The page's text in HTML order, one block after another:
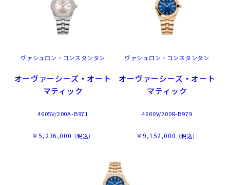
ヴァシュロン・コンスタンタン
オーヴァーシーズ・オート
マティック
4605V/200A-B971
￥5,236,000 （税込）
ヴァシュロン・コンスタンタン
オーヴァーシーズ・オート
マティック
4600V/200R-B979
￥9,152,000 （税込）